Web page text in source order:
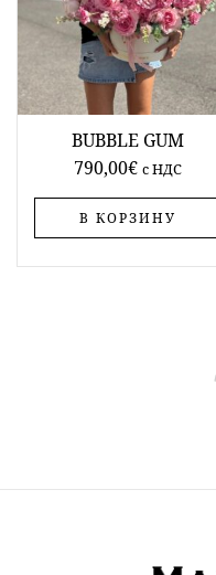
BUBBLE GUM
790,00€ c НДС
В КОРЗИНУ